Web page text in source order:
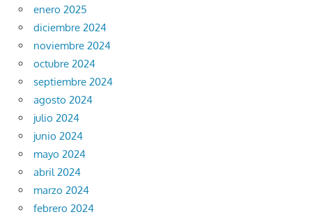
enero 2025
diciembre 2024
noviembre 2024
octubre 2024
septiembre 2024
agosto 2024
julio 2024
junio 2024
mayo 2024
abril 2024
marzo 2024
febrero 2024